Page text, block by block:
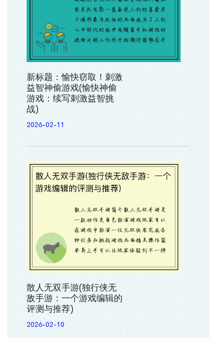
新标题：愉快窃取！刺激
益智神偷游戏(愉快神偷
游戏：续写刺激益智挑
战)
2026-02-11
散人无双手游(独行侠无
敌手游：一个游戏编辑的
评测与推荐)
2026-02-10